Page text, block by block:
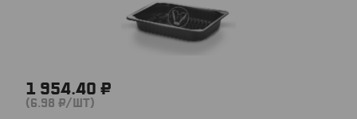
1 954.40 ₽
(6.98 ₽/ШТ)